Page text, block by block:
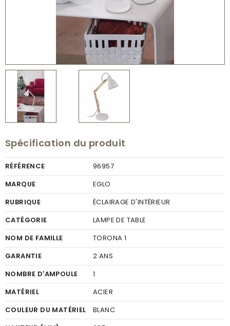
Spécification du produit
RÉFÉRENCE
96957
MARQUE
EGLO
RUBRIQUE
ÉCLAIRAGE D'INTÉRIEUR
CATÉGORIE
LAMPE DE TABLE
NOM DE FAMILLE
TORONA 1
GARANTIE
2 ANS
NOMBRE D'AMPOULE
1
MATÉRIEL
ACIER
COULEUR DU MATÉRIEL
BLANC